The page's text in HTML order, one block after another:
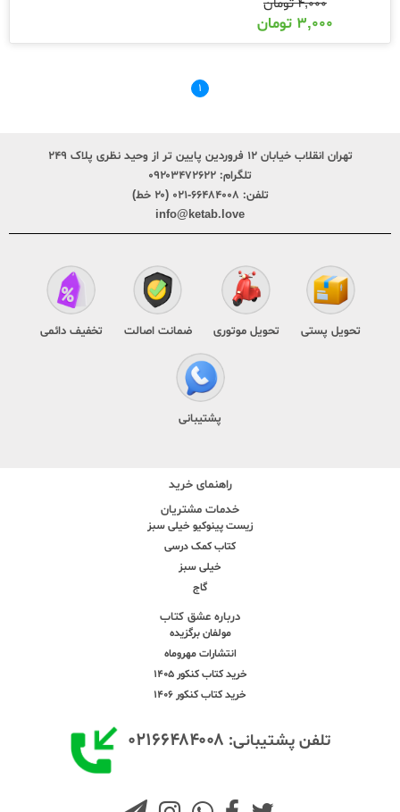
۳,۰۰۰ تومان
۱
تهران انقلاب خیابان ۱۲ فروردین پایین تر از وحید نظری پلاک ۲۴۹
تلگرام: ۰۹۲۰۳۴۷۲۶۲۲
تلفن: ۶۶۴۸۴۰۰۸-۰۲۱ (۲۰ خط)
info@ketab.love
تحویل پستی تحویل موتوری ضمانت اصالت تخفیف دائمی
پشتیبانی
راهنمای خرید
خدمات مشتریان
زیست پینوکیو خیلی سبز
کتاب کمک درسی
خیلی سبز
گاج
درباره عشق کتاب
مولفان برگزیده
انتشارات مهروماه
خرید کتاب کنکور 1405
خرید کتاب کنکور 1406
تلفن پشتیبانی: ۰۲۱۶۶۴۸۴۰۰۸